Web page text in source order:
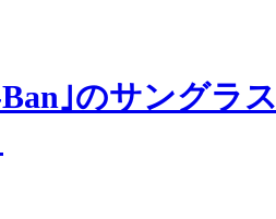
｣のサングラス